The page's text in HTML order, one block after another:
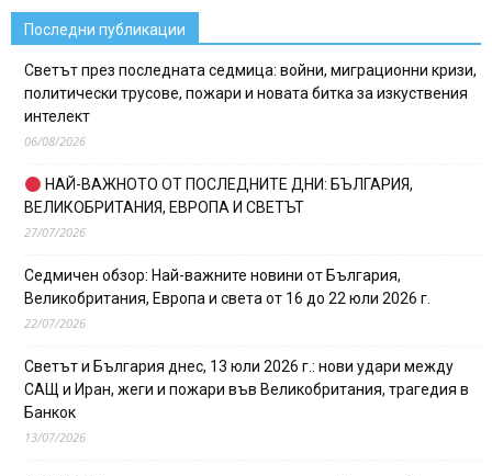
Последни публикации
Светът през последната седмица: войни, миграционни кризи,
политически трусове, пожари и новата битка за изкуствения
интелект
06/08/2026
НАЙ-ВАЖНОТО ОТ ПОСЛЕДНИТЕ ДНИ: БЪЛГАРИЯ,
ВЕЛИКОБРИТАНИЯ, ЕВРОПА И СВЕТЪТ
27/07/2026
Седмичен обзор: Най-важните новини от България,
Великобритания, Европа и света от 16 до 22 юли 2026 г.
22/07/2026
Светът и България днес, 13 юли 2026 г.: нови удари между
САЩ и Иран, жеги и пожари във Великобритания, трагедия в
Банкок
13/07/2026